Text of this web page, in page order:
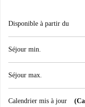
Disponible à partir du
Séjour min.
Séjour max.
Calendrier mis à jour